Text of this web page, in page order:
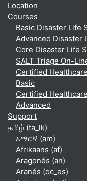
Location
Courses
Basic Disaster Life
Advanced Disaster
Core Disaster Life
SALT Triage On-
Certified
Basic
Certified
Advanced
Support
தமிழ் ‎(ta_lk)‎
አማርኛ ‎(am)‎
Afrikaans ‎(af)‎
Aragonés ‎(an)‎
Aranés ‎(oc_es)‎